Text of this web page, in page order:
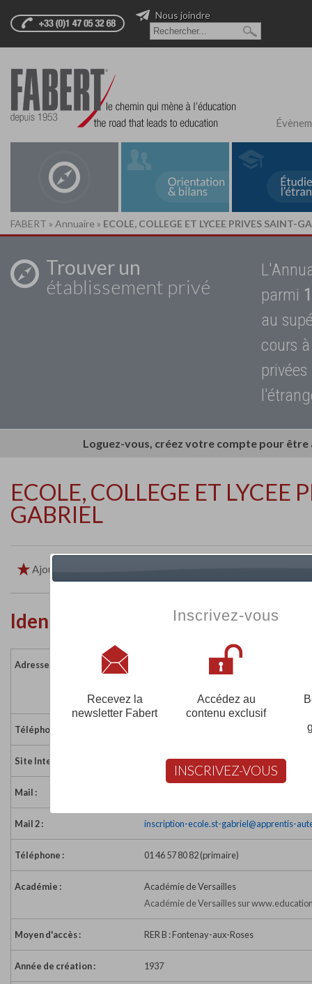
Nous joindre
FABERT » Annuaire » ECOLE, COLLEGE ET LYCEE PRIVES SAINT-
Trouver un
établissement privé
parmi
au
cours
Loguez-vous, créez votre compte pour
ECOLE, COLLEGE ET LYCEE
GABRIEL
Ajouter aux favoris
Identité de l'établissement
Adresse :
Téléphone :
Site Internet : https://saint-gabriel.apprentis-auteuil.org/
Mail :
Mail 2 : inscription-ecole.st-gabriel@apprentis-
Téléphone : 01 46 57 80 82 (primaire)
Académie :
Académie de Versailles
Académie de Versailles sur
Moyen d'accès : RER B : Fontenay-aux-Roses
Année de création : 1937
Inscrivez-vous
Recevez la
newsletter Fabert
Accédez au
contenu exclusif
INSCRIVEZ-VOUS